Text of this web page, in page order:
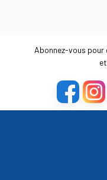
Abonnez-vous